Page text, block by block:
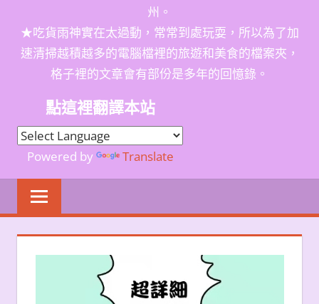
州。
★吃貨雨神實在太過動，常常到處玩耍，所以為了加
速清掃越積越多的電腦檔裡的旅遊和美食的檔案夾，
格子裡的文章會有部份是多年的回憶錄。
點這裡翻譯本站
Powered by Translate